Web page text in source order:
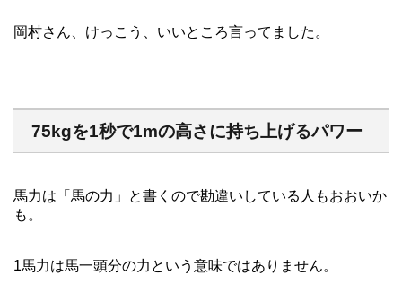
岡村さん、けっこう、いいところ言ってました。
75kgを1秒で1mの高さに持ち上げるパワー
馬力は「馬の力」と書くので勘違いしている人もおおいか
も。
1馬力は馬一頭分の力という意味ではありません。